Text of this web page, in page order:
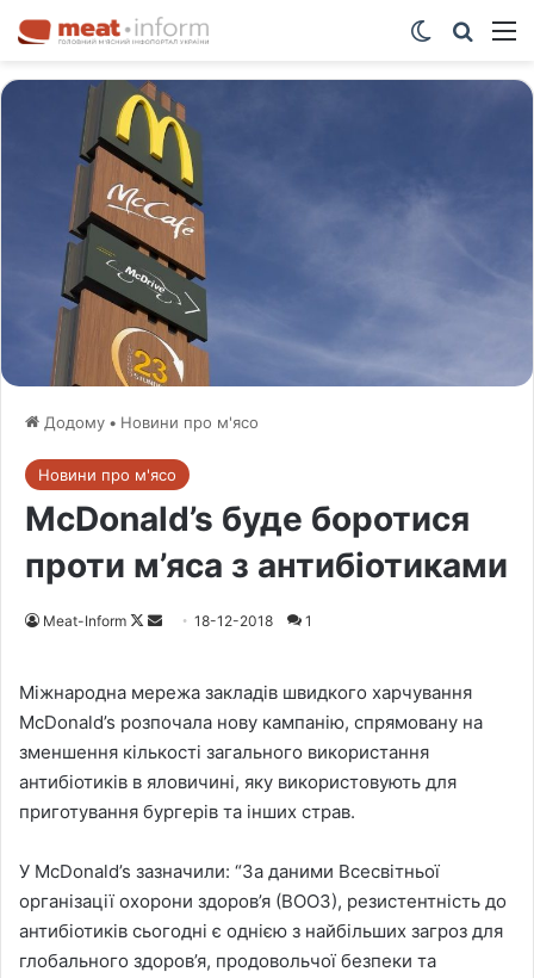
Switch skin
Додому • Новини про м'ясо
Новини про м'ясо
McDonald’s буде боротися
проти м’яса з антибіотиками
Meat-Inform
F
w
o
n
a
n
e
m
i
l
18-12-2018 1
Міжнародна мережа закладів швидкого харчування
McDonald’s розпочала нову кампанію, спрямовану на
зменшення кількості загального використання
антибіотиків в яловичині, яку використовують для
приготування бургерів та інших страв.
У McDonald’s зазначили: “За даними Всесвітньої
організації охорони здоров’я (ВООЗ), резистентність до
антибіотиків сьогодні є однією з найбільших загроз для
глобального здоров’я, продовольчої безпеки та